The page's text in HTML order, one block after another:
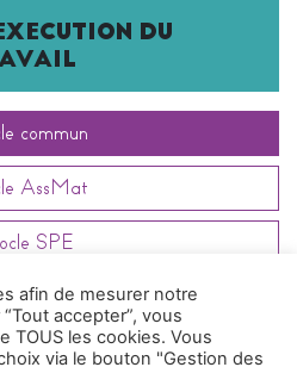
DU
commun
AssMat
SPE
afin de mesurer notre
accepter”, vous
TOUS les cookies. Vous
via le bouton "Gestion des